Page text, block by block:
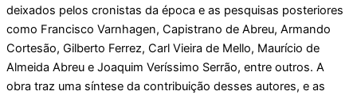
deixados pelos cronistas da época e as pesquisas posteriores
como Francisco Varnhagen, Capistrano de Abreu, Armando
Cortesão, Gilberto Ferrez, Carl Vieira de Mello, Maurício de
Almeida Abreu e Joaquim Veríssimo Serrão, entre outros. A
obra traz uma síntese da contribuição desses autores, e as